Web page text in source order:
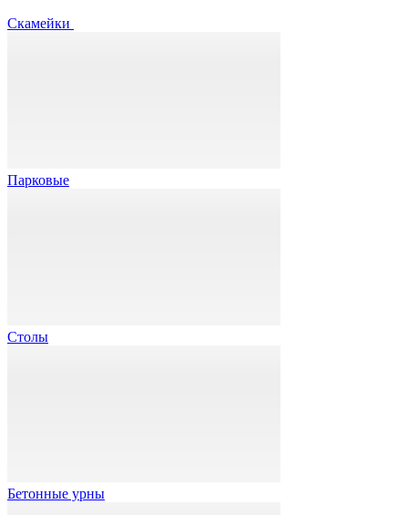
Скамейки
Парковые
Столы
Бетонные урны